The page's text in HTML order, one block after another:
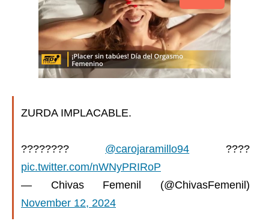
ZURDA IMPLACABLE.
???????? @carojaramillo94 ????
pic.twitter.com/nWNyPRIRoP
— Chivas Femenil (@ChivasFemenil)
November 12, 2024